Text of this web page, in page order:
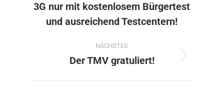
Beitrag:
3G nur mit kostenlosem Bürgertest
und ausreichend Testcentern!
NÄCHSTES
Nächster
Der TMV gratuliert!